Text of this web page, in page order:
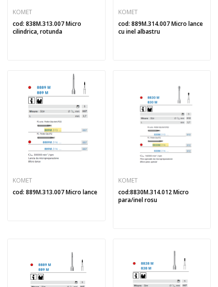
KOMET
cod: 838M.313.007 Micro
cilindrica, rotunda
KOMET
cod: 889M.314.007 Micro lance
cu inel albastru
KOMET
cod: 889M.313.007 Micro lance
KOMET
cod:8830M.314.012 Micro
para/inel rosu